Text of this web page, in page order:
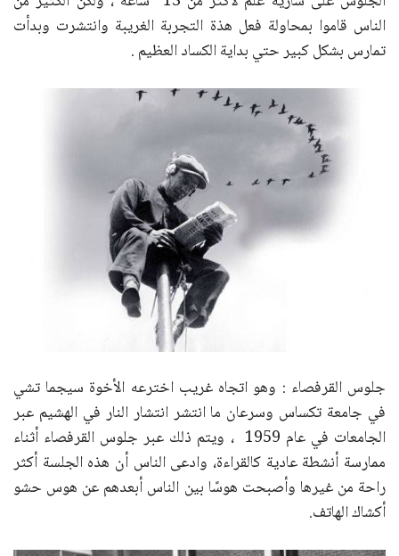
الناس قاموا بمحاولة فعل هذة التجربة الغريبة وانتشرت وبدأت
تمارس بشكل كبير حتي بداية الكساد العظيم .
جلوس القرفصاء : وهو اتجاه غريب اخترعه الأخوة سيجما تشي
في جامعة تكساس وسرعان ما انتشر انتشار النار في الهشيم عبر
الجامعات في عام 1959 ، ويتم ذلك عبر جلوس القرفصاء أثناء
ممارسة أنشطة عادية كالقراءة، وادعى الناس أن هذه الجلسة أكثر
راحة من غيرها وأصبحت هوسًا بين الناس أبعدهم عن هوس حشو
أكشاك الهاتف.